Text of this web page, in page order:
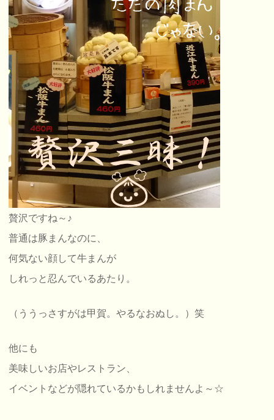
贅沢ですね～♪
普通は豚まんなのに、
何気ない顔して牛まんが
しれっと忍んでいるあたり。
（ううっさすがは甲賀。やるなおぬし。）笑
他にも
美味しいお店やレストラン、
イベントなどが隠れているかもしれませんよ～☆